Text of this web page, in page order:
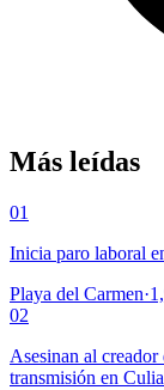
Más leídas
01
Inicia paro laboral
Playa del Carmen·
02
Asesinan al
transmisión en